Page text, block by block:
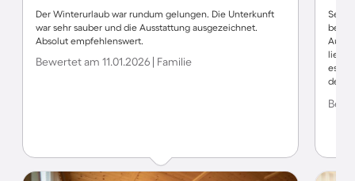
Der Winterurlaub war rundum gelungen. Die Unterkunft
war sehr sauber und die Ausstattung ausgezeichnet.
Absolut empfehlenswert.
Bewertet am 11.01.2026 | Familie
Sehr
bei
es
des
auch